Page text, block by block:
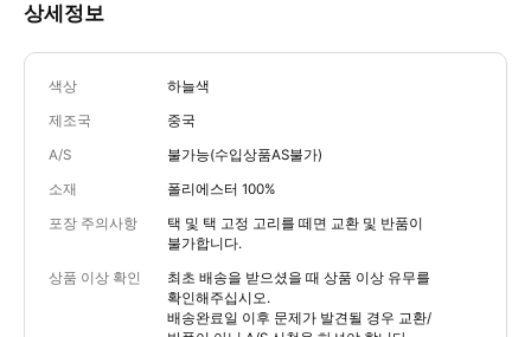
상세정보
색상 하늘색
제조국 중국
A/S 불가능(수입상품AS불가)
소재 폴리에스터 100%
포장 주의사항
택 및 택 고정 고리를 떼면 교환 및 반품이
불가합니다.
상품 이상 확인
최초 배송을 받으셨을 때 상품 이상 유무를
확인해주십시오.
배송완료일 이후 문제가 발견될 경우 교환/